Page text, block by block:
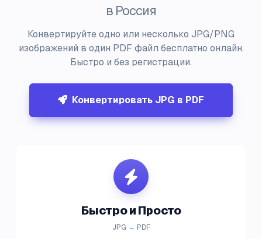
в Россия
Конвертируйте одно или несколько JPG/PNG
изображений в один PDF файл бесплатно онлайн.
Быстро и без регистрации.
Конвертировать JPG в PDF
Быстро и Просто
JPG → PDF